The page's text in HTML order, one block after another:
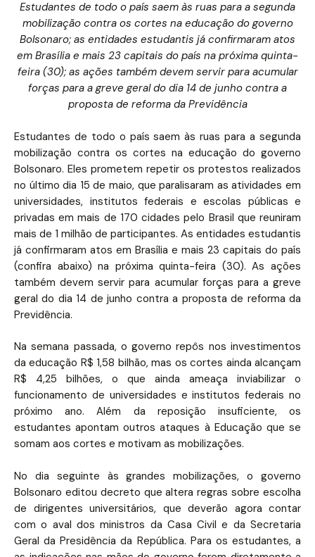
Estudantes de todo o país saem às ruas para a segunda
mobilização contra os cortes na educação do governo
Bolsonaro; as entidades estudantis já confirmaram atos
em Brasília e mais 23 capitais do país na próxima quinta-
feira (30); as ações também devem servir para acumular
forças para a greve geral do dia 14 de junho contra a
proposta de reforma da Previdência
Estudantes de todo o país saem às ruas para a segunda
mobilização contra os cortes na educação do governo
Bolsonaro. Eles prometem repetir os protestos realizados
no último dia 15 de maio, que paralisaram as atividades em
universidades, institutos federais e escolas públicas e
privadas em mais de 170 cidades pelo Brasil que reuniram
mais de 1 milhão de participantes. As entidades estudantis
já confirmaram atos em Brasília e mais 23 capitais do país
(confira abaixo) na próxima quinta-feira (30). As ações
também devem servir para acumular forças para a greve
geral do dia 14 de junho contra a proposta de reforma da
Previdência.
Na semana passada, o governo repôs nos investimentos
da educação R$ 1,58 bilhão, mas os cortes ainda alcançam
R$ 4,25 bilhões, o que ainda ameaça inviabilizar o
funcionamento de universidades e institutos federais no
próximo ano. Além da reposição insuficiente, os
estudantes apontam outros ataques à Educação que se
somam aos cortes e motivam as mobilizações.
No dia seguinte às grandes mobilizações, o governo
Bolsonaro editou decreto que altera regras sobre escolha
de dirigentes universitários, que deverão agora contar
com o aval dos ministros da Casa Civil e da Secretaria
Geral da Presidência da República. Para os estudantes, a